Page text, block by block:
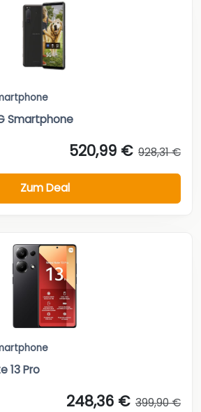
Smartphone
520,99 € 928,31 €
Zum Deal
13 Pro
248,36 € 399,90 €